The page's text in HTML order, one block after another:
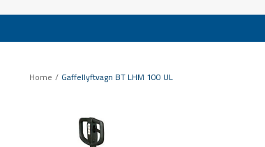
Home / Gaffellyftvagn BT LHM 100 UL